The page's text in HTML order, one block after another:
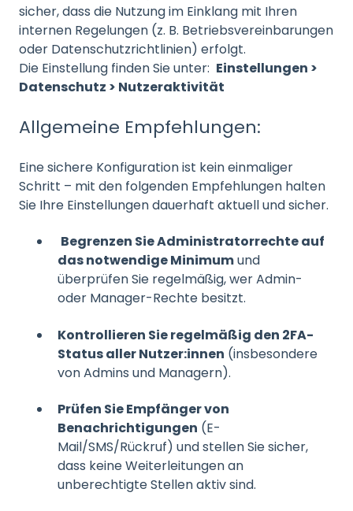
sicher, dass die Nutzung im Einklang mit Ihren
internen Regelungen (z. B. Betriebsvereinbarungen
oder Datenschutzrichtlinien) erfolgt.
Die Einstellung finden Sie unter: Einstellungen >
Datenschutz > Nutzeraktivität
Allgemeine Empfehlungen:
Eine sichere Konfiguration ist kein einmaliger
Schritt – mit den folgenden Empfehlungen halten
Sie Ihre Einstellungen dauerhaft aktuell und sicher.
Begrenzen Sie Administratorrechte auf
das notwendige Minimumund
überprüfen Sie regelmäßig, wer Admin-
oder Manager-Rechte besitzt.
Kontrollieren Sie regelmäßig den 2FA-
Status aller Nutzer:innen (insbesondere
von Admins und Managern).
Prüfen Sie Empfänger von
Benachrichtigungen (E-
Mail/SMS/Rückruf) und stellen Sie sicher,
dass keine Weiterleitungen an
unberechtigte Stellen aktiv sind.